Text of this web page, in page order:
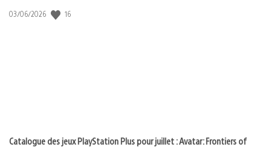
:
Date
03/06/2026 16
Catalogue des jeux PlayStation Plus pour juillet : Avatar: Frontiers of